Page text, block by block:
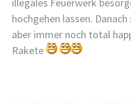
hochgehen lassen.
aber immer noch total
Rakete